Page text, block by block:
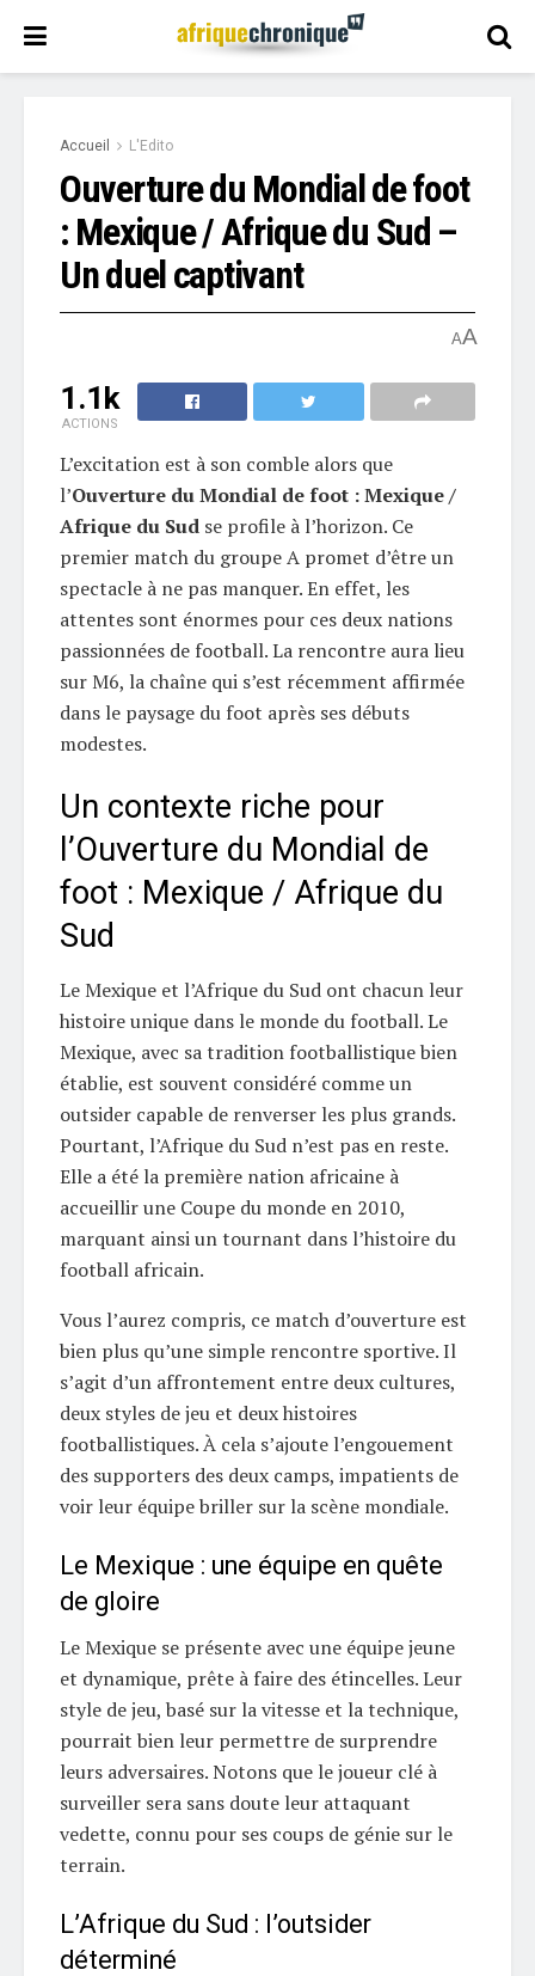
Accueil L'Edito
Ouverture du Mondial de foot
: Mexique / Afrique du Sud –
Un duel captivant
AA
1.1k
ACTIONS
L’excitation est à son comble alors que
l’Ouverture du Mondial de foot : Mexique /
Afrique du Sud se profile à l’horizon. Ce
premier match du groupe A promet d’être un
spectacle à ne pas manquer. En effet, les
attentes sont énormes pour ces deux nations
passionnées de football. La rencontre aura lieu
sur M6, la chaîne qui s’est récemment affirmée
dans le paysage du foot après ses débuts
modestes.
Un contexte riche pour
l’Ouverture du Mondial de
foot : Mexique / Afrique du
Sud
Le Mexique et l’Afrique du Sud ont chacun leur
histoire unique dans le monde du football. Le
Mexique, avec sa tradition footballistique bien
établie, est souvent considéré comme un
outsider capable de renverser les plus grands.
Pourtant, l’Afrique du Sud n’est pas en reste.
Elle a été la première nation africaine à
accueillir une Coupe du monde en 2010,
marquant ainsi un tournant dans l’histoire du
football africain.
Vous l’aurez compris, ce match d’ouverture est
bien plus qu’une simple rencontre sportive. Il
s’agit d’un affrontement entre deux cultures,
deux styles de jeu et deux histoires
footballistiques. À cela s’ajoute l’engouement
des supporters des deux camps, impatients de
voir leur équipe briller sur la scène mondiale.
Le Mexique : une équipe en quête
de gloire
Le Mexique se présente avec une équipe jeune
et dynamique, prête à faire des étincelles. Leur
style de jeu, basé sur la vitesse et la technique,
pourrait bien leur permettre de surprendre
leurs adversaires. Notons que le joueur clé à
surveiller sera sans doute leur attaquant
vedette, connu pour ses coups de génie sur le
terrain.
L’Afrique du Sud : l’outsider
déterminé